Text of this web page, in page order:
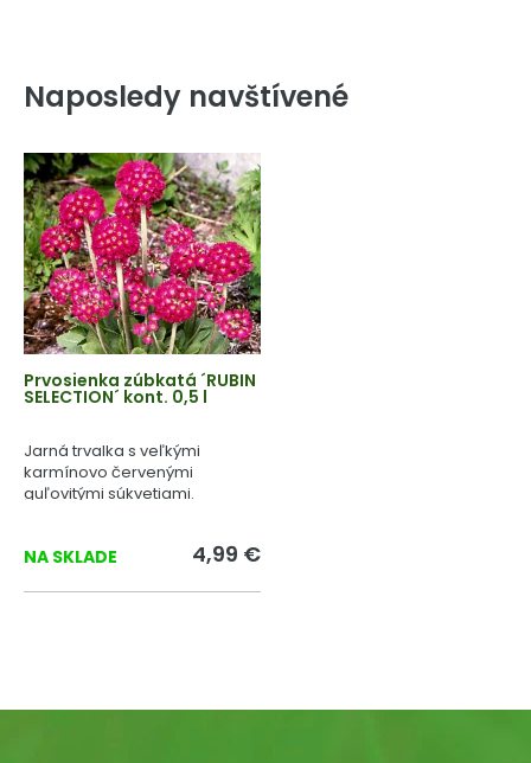
Naposledy navštívené
Prvosienka zúbkatá ´RUBIN
SELECTION´ kont. 0,5 l
Jarná trvalka s veľkými
karmínovo červenými
guľovitými súkvetiami.
NA SKLADE 4,99 €